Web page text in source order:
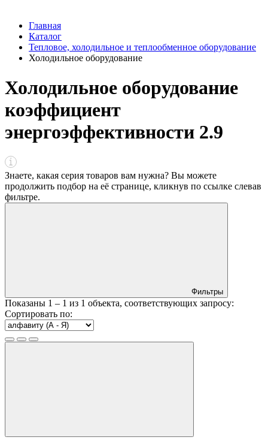
Главная
Каталог
Тепловое, холодильное и теплообменное оборудование
Холодильное оборудование
Холодильное оборудование
коэффициент
энергоэффективности 2.9
Знаете, какая серия товаров вам нужна? Вы можете
продолжить подбор на её странице, кликнув по ссылке слевав
фильтре.
Фильтры
Показаны 1 – 1 из 1 объекта, соответствующих запросу:
Сортировать по: